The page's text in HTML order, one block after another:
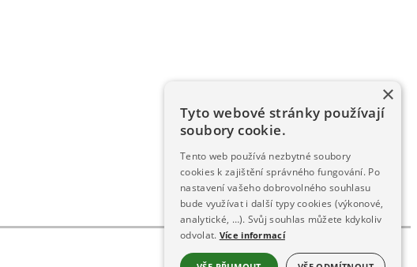
×
Tyto webové stránky používají
soubory cookie.
Tento web používá nezbytné soubory
cookies k zajištění správného fungování. Po
nastavení vašeho dobrovolného souhlasu
bude využívat i další typy cookies (výkonové,
analytické, …). Svůj souhlas můžete kdykoliv
odvolat. Více informací